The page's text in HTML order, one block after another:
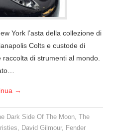
York l’asta della collezione di
Colts e custode di
di strumenti al mondo.
→
Dark Side Of The Moon, The
, David Gilmour, Fender